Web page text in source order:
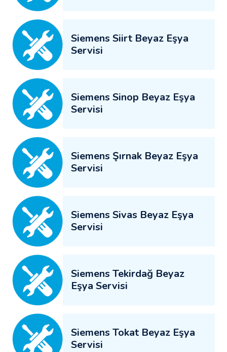
Siemens Siirt Beyaz Eşya
Servisi
Siemens Sinop Beyaz Eşya
Servisi
Siemens Şırnak Beyaz Eşya
Servisi
Siemens Sivas Beyaz Eşya
Servisi
Siemens Tekirdağ Beyaz
Eşya Servisi
Siemens Tokat Beyaz Eşya
Servisi